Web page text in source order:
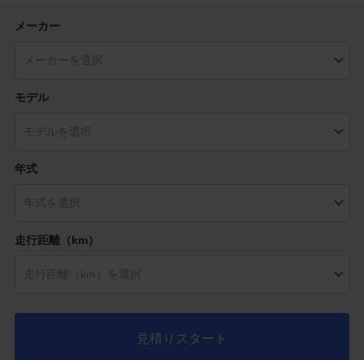
メーカー
モデル
年式
走行距離（km）
見積りスタート